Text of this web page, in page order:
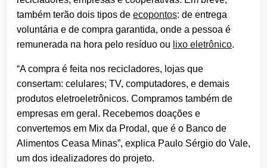
também terão dois tipos de ecopontos: de entrega
voluntária e de compra garantida, onde a pessoa é
remunerada na hora pelo resíduo ou lixo eletrônico.
“A compra é feita nos recicladores, lojas que
consertam: celulares; TV, computadores, e demais
produtos eletroeletrônicos. Compramos também de
empresas em geral. Recebemos doações e
convertemos em Mix da Prodal, que é o Banco de
Alimentos Ceasa Minas”, explica Paulo Sérgio do Vale,
um dos idealizadores do projeto.